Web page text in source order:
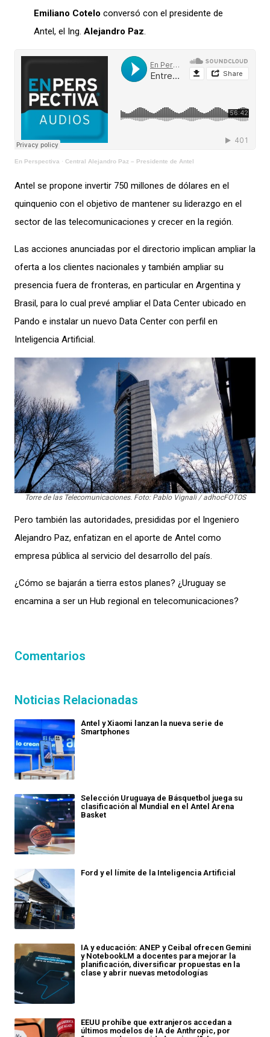
Emiliano Cotelo conversó con el presidente de
Antel, el Ing. Alejandro Paz.
En Perspectiva · Central Alejandro Paz – Presidente de Antel
Antel se propone invertir 750 millones de dólares en el
quinquenio con el objetivo de mantener su liderazgo en el
sector de las telecomunicaciones y crecer en la región.
Las acciones anunciadas por el directorio implican ampliar la
oferta a los clientes nacionales y también ampliar su
presencia fuera de fronteras, en particular en Argentina y
Brasil, para lo cual prevé ampliar el Data Center ubicado en
Pando e instalar un nuevo Data Center con perfil en
Inteligencia Artificial.
Torre de las Telecomunicaciones. Foto: Pablo Vignali / adhocFOTOS
Pero también las autoridades, presididas por el Ingeniero
Alejandro Paz, enfatizan en el aporte de Antel como
empresa pública al servicio del desarrollo del país.
¿Cómo se bajarán a tierra estos planes? ¿Uruguay se
encamina a ser un Hub regional en telecomunicaciones?
Comentarios
Noticias Relacionadas
Antel y Xiaomi lanzan la nueva serie de
Smartphones
Selección Uruguaya de Básquetbol juega su
clasificación al Mundial en el Antel Arena
Basket
Ford y el límite de la Inteligencia Artificial
IA y educación: ANEP y Ceibal ofrecen Gemini
y NotebookLM a docentes para mejorar la
planificación, diversificar propuestas en la
clase y abrir nuevas metodologías
EEUU prohíbe que extranjeros accedan a
últimos modelos de IA de Anthropic, por